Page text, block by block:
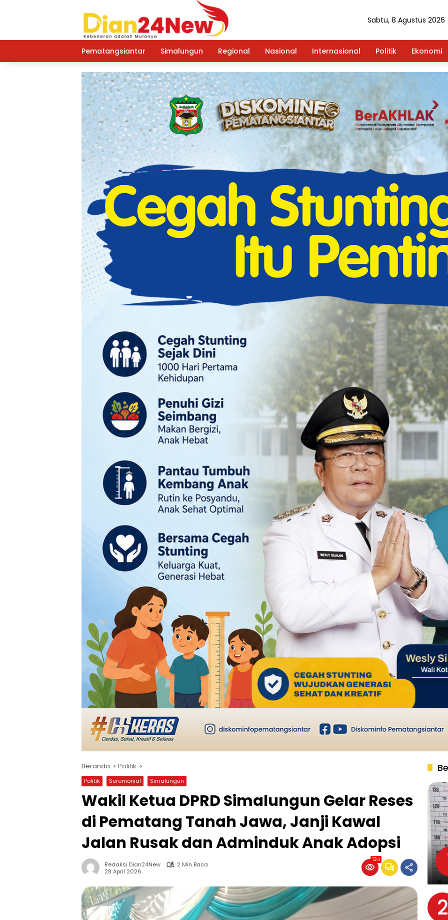
Sabtu, 8 Agustus 2026
Pematangsiantar Simalungun Regional Nasional Internasional Politik Ekonomi
Beranda Politik
Politik Seremonial Simalungun
Wakil Ketua DPRD Simalungun Gelar Reses
di Pematang Tanah Jawa, Janji Kawal
Jalan Rusak dan Adminduk Anak Adopsi
Redaksi Dian24New
2 Min Baca
28 April 2026
724
2